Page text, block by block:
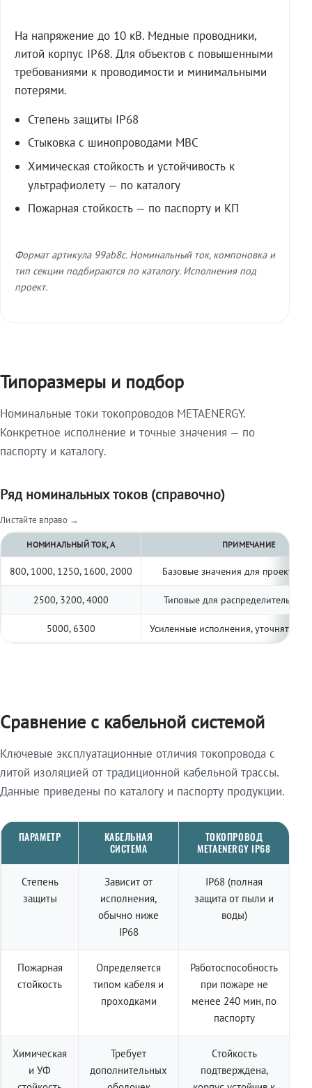
На напряжение до 10 кВ. Медные проводники,
литой корпус IP68. Для объектов с повышенными
требованиями к проводимости и минимальными
потерями.
Степень защиты IP68
Стыковка с шинопроводами МВС
Химическая стойкость и устойчивость к
ультрафиолету — по каталогу
Пожарная стойкость — по паспорту и КП
Формат артикула 99ab8c. Номинальный ток, компоновка и
тип секции подбираются по каталогу. Исполнения под
проект.
Типоразмеры и подбор
Номинальные токи токопроводов METAENERGY.
Конкретное исполнение и точные значения — по
паспорту и каталогу.
Ряд номинальных токов (справочно)
Листайте вправо →
НОМИНАЛЬНЫЙ ТОК, А ПРИМЕЧАНИЕ
800, 1000, 1250, 1600, 2000 Базовые значения для
2500, 3200, 4000 Типовые для распределительных
5000, 6300 Усиленные исполнения, уточнять по
Сравнение с кабельной системой
Ключевые эксплуатационные отличия токопровода с
литой изоляцией от традиционной кабельной трассы.
Данные приведены по каталогу и паспорту продукции.
ПАРАМЕТР
КАБЕЛЬНАЯ
СИСТЕМА
ТОКОПРОВОД
METAENERGY IP68
Степень
защиты
Зависит от
исполнения,
обычно ниже
IP68
IP68 (полная
защита от пыли и
воды)
Пожарная
стойкость
Определяется
типом кабеля и
проходками
Работоспособность
при пожаре не
менее 240 мин, по
паспорту
Химическая
и УФ
Требует
дополнительных
Стойкость
подтверждена,